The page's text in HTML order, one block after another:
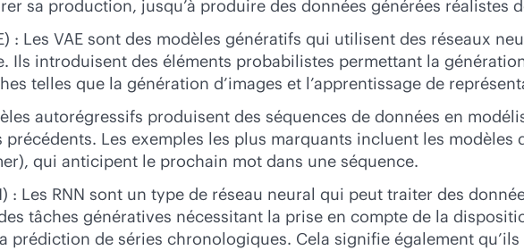
sa production, jusqu’à produire des données générées réalistes
: Les VAE sont des modèles génératifs qui utilisent des réseaux
Ils introduisent des éléments probabilistes permettant la
telles que la génération d’images et l’apprentissage de
autorégressifs produisent des séquences de données en
Les exemples les plus marquants incluent les modèles
qui anticipent le prochain mot dans une séquence.
: Les RNN sont un type de réseau neural qui peut traiter des
tâches génératives nécessitant la prise en compte de la
prédiction de séries chronologiques. Cela signifie également